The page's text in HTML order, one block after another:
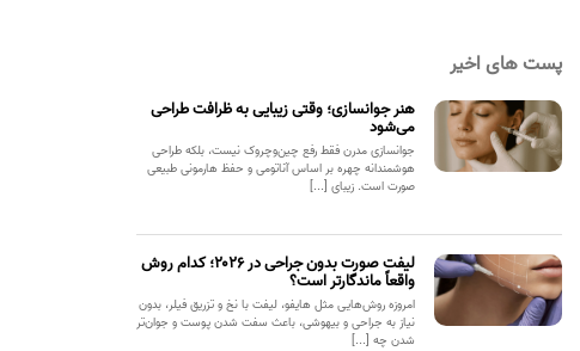
پست های اخیر
هنر جوانسازی؛ وقتی زیبایی به ظرافت طراحی
می‌شود
جوانسازی مدرن فقط رفع چین‌وچروک نیست، بلکه طراحی
هوشمندانه چهره بر اساس آناتومی و حفظ هارمونی طبیعی
صورت است. زیبای [...]
لیفت صورت بدون جراحی در ۲۰۲۶؛ کدام روش
واقعاً ماندگارتر است؟
امروزه روش‌هایی مثل هایفو، لیفت با نخ و تزریق فیلر، بدون
نیاز به جراحی و بیهوشی، باعث سفت شدن پوست و جوان‌تر
شدن چه [...]